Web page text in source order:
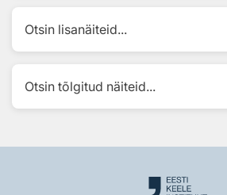
Otsin lisanäiteid...
Otsin tõlgitud näiteid...